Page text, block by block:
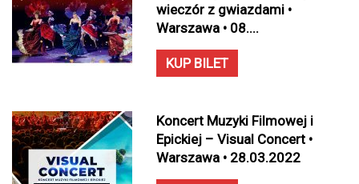
wieczór z gwiazdami •
Warszawa • 08....
KUP BILET
Koncert Muzyki Filmowej i
Epickiej – Visual Concert •
Warszawa • 28.03.2022